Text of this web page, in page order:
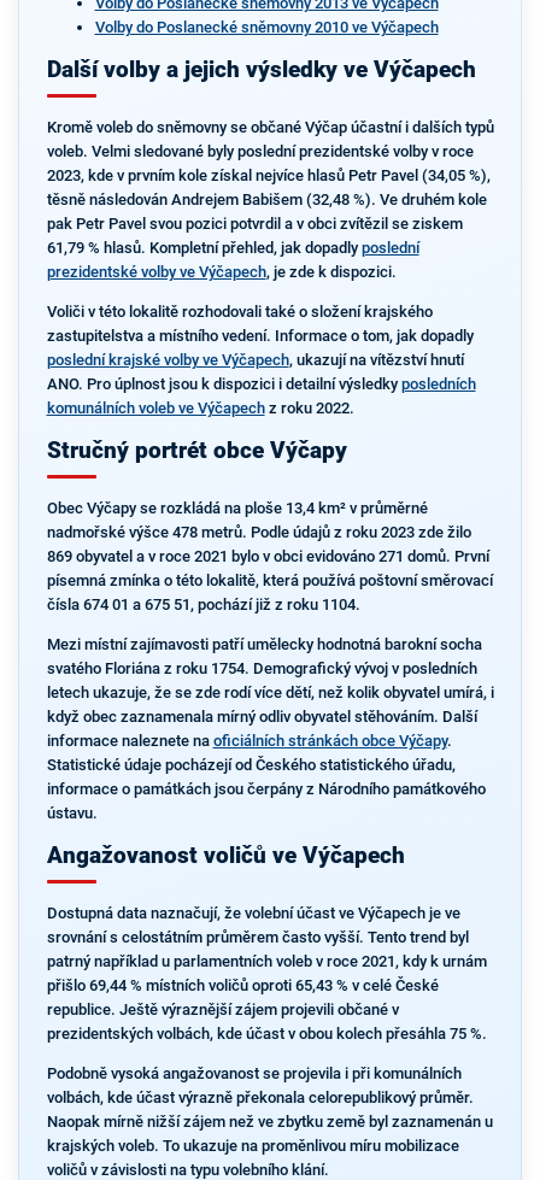
Volby do Poslanecké sněmovny 2010 ve Výčapech
Další volby a jejich výsledky ve Výčapech
Kromě voleb do sněmovny se občané Výčap účastní i dalších typů
voleb. Velmi sledované byly poslední prezidentské volby v roce
2023, kde v prvním kole získal nejvíce hlasů Petr Pavel (34,05 %),
těsně následován Andrejem Babišem (32,48 %). Ve druhém kole
pak Petr Pavel svou pozici potvrdil a v obci zvítězil se ziskem
61,79 % hlasů. Kompletní přehled, jak dopadly poslední
prezidentské volby ve Výčapech, je zde k dispozici.
Voliči v této lokalitě rozhodovali také o složení krajského
zastupitelstva a místního vedení. Informace o tom, jak dopadly
poslední krajské volby ve Výčapech, ukazují na vítězství hnutí
ANO. Pro úplnost jsou k dispozici i detailní výsledky posledních
komunálních voleb ve Výčapechz roku 2022.
Stručný portrét obce Výčapy
Obec Výčapy se rozkládá na ploše 13,4 km² v průměrné
nadmořské výšce 478 metrů. Podle údajů z roku 2023 zde žilo
869 obyvatel a v roce 2021 bylo v obci evidováno 271 domů. První
písemná zmínka o této lokalitě, která používá poštovní směrovací
čísla 674 01 a 675 51, pochází již z roku 1104.
Mezi místní zajímavosti patří umělecky hodnotná barokní socha
svatého Floriána z roku 1754. Demografický vývoj v posledních
letech ukazuje, že se zde rodí více dětí, než kolik obyvatel umírá, i
když obec zaznamenala mírný odliv obyvatel stěhováním. Další
informace naleznete na oficiálních stránkách obce Výčapy.
Statistické údaje pocházejí od Českého statistického úřadu,
informace o památkách jsou čerpány z Národního památkového
ústavu.
Angažovanost voličů ve Výčapech
Dostupná data naznačují, že volební účast ve Výčapech je ve
srovnání s celostátním průměrem často vyšší. Tento trend byl
patrný například u parlamentních voleb v roce 2021, kdy k urnám
přišlo 69,44 % místních voličů oproti 65,43 % v celé České
republice. Ještě výraznější zájem projevili občané v
prezidentských volbách, kde účast v obou kolech přesáhla 75 %.
Podobně vysoká angažovanost se projevila i při komunálních
volbách, kde účast výrazně překonala celorepublikový průměr.
Naopak mírně nižší zájem než ve zbytku země byl zaznamenán u
krajských voleb. To ukazuje na proměnlivou míru mobilizace
voličů v závislosti na typu volebního klání.